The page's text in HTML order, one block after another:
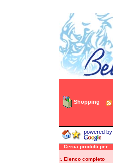
Shopping
powered by
Cerca prodotti per...
:. Elenco completo